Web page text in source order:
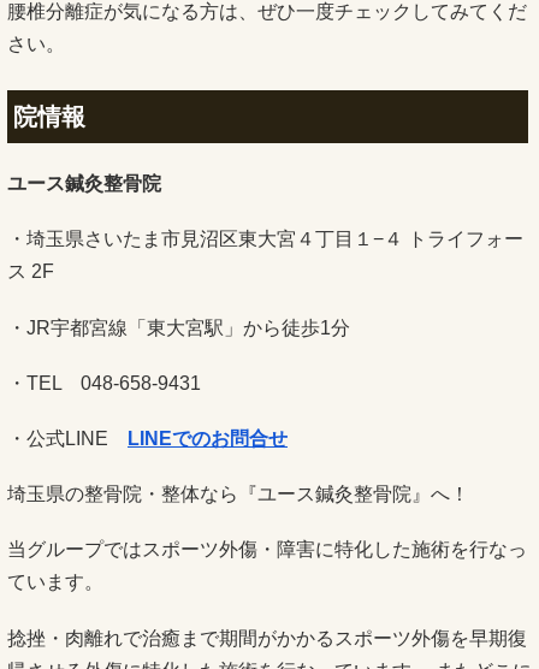
腰椎分離症が気になる方は、ぜひ一度チェックしてみてくだ
さい。
院情報
ユース鍼灸整骨院
・埼玉県さいたま市見沼区東大宮４丁目１−４ トライフォー
ス 2F
・JR宇都宮線「東大宮駅」から徒歩1分
・TEL 048-658-9431
・公式LINE LINEでのお問合せ
埼玉県の整骨院・整体なら『ユース鍼灸整骨院』へ！
当グループではスポーツ外傷・障害に特化した施術を行なっ
ています。
捻挫・肉離れで治癒まで期間がかかるスポーツ外傷を早期復